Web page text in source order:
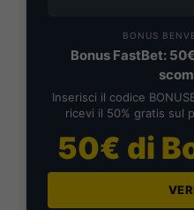
BONUS
Bonus FastBet:
Inserisci il codice
ricevi il 50% gratis sul
50€ di